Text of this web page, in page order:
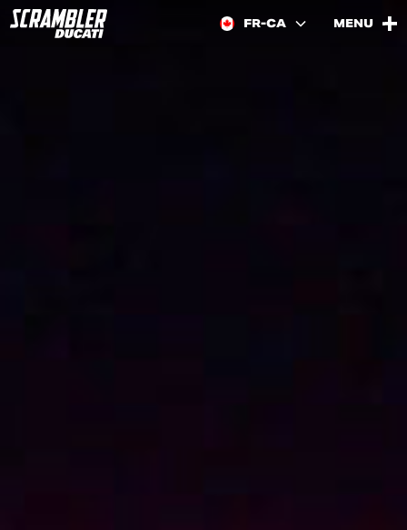
FR-CA MENU